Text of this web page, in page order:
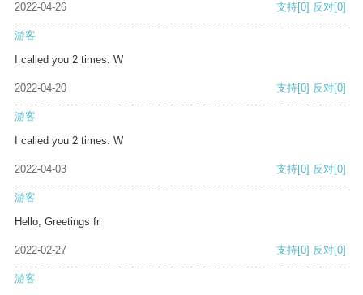
2022-04-26 支持[0] 反对[0]
游客
I called you 2 times. W
2022-04-20 支持[0] 反对[0]
游客
I called you 2 times. W
2022-04-03 支持[0] 反对[0]
游客
Hello, Greetings fr
2022-02-27 支持[0] 反对[0]
游客